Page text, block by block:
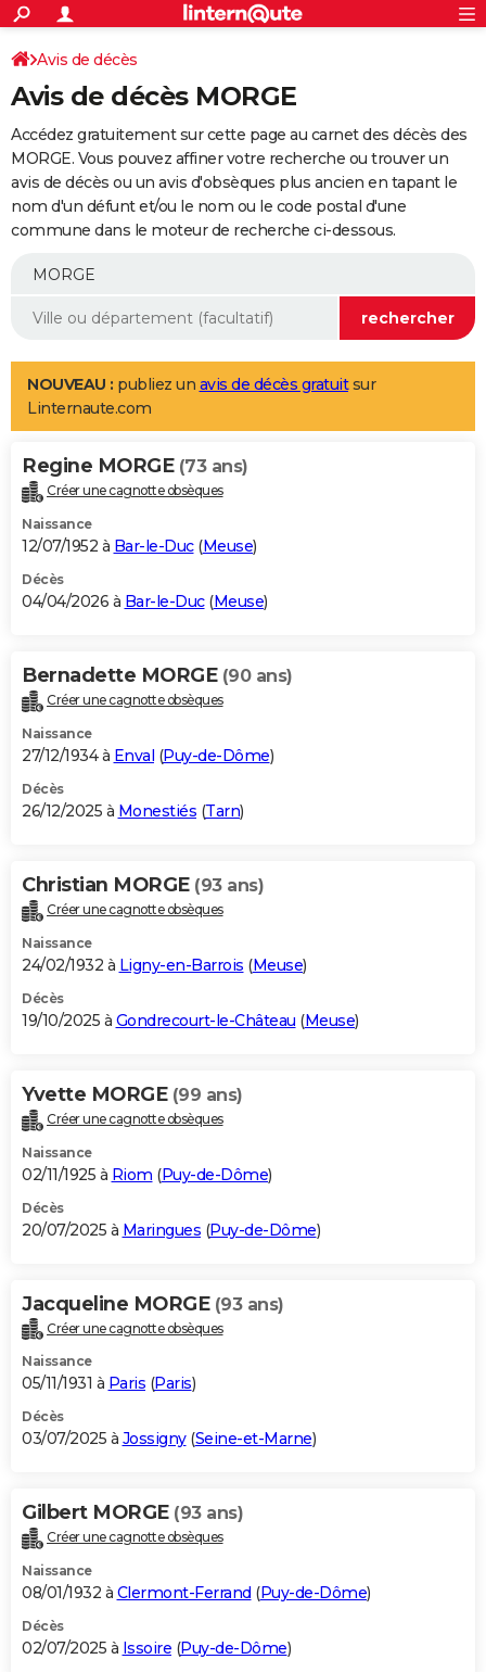
ACTUALITÉS
Politique
Société
Faits Divers
Education
Monde
Villes
+
SPORT
Coupe du monde 2026
Football
Tennis
Cyclisme
Rugby
Forum
Programme TV
TNT
Streaming
Cinéma
Sorties cinéma
Musique
+
FINANCE
Retraite
Epargne
Immobilier
Risques naturels par ville
Banque
Assurance
AUTO
Essais
Réserver un essai
Citadines
Berlines
SUV
Forum auto
+
Mobiles
Meilleur smartphone
Internet
Ordinateurs
Jeux vidéo
Guide high-tech
Aménagement intérieur
LIFESTYLE
Art de vivre
Bien-être
Loisirs
Mode
Modes de vie
Alimentation
Guide de la santé
Maladies
Médicaments
Sommeil
VOYAGE
Destinations
City break
Voyage nature
Voyage de noces
Forum
Climat
+PHOTO
GUIDES D'ACHAT
BONS PLANS
Carte de Noël
Carte Bonne année
Carte Saint-Valentin
Carte Pâques
Carte d'anniversaire
DICTIONNAIRE
Dictionnaire
Biographies
Citations
Expressions
Proverbes
PROGRAMME TV
S'inscrire
Se connecter
Lycées
Collèges
Primaires
Universités
Entreprises
Service militaire
Avis de recherche
AVIS DE DÉCÈS
Bricolage
Lifestyle
Culture
Sport
Auto
Television
Voyage
Cinema
Avis de décès
Avis de décès MORGE
Accédez gratuitement sur cette page au carnet des décès des
MORGE. Vous pouvez affiner votre recherche ou trouver un
avis de décès ou un avis d'obsèques plus ancien en tapant le
nom d'un défunt et/ou le nom ou le code postal d'une
commune dans le moteur de recherche ci-dessous.
NOUVEAU : publiez un avis de décès gratuitsur
Linternaute.com
Regine MORGE (73 ans)
Créer une cagnotte obsèques
Naissance
12/07/1952 à Bar-le-Duc(Meuse)
Décès
04/04/2026 à Bar-le-Duc(Meuse)
Bernadette MORGE (90 ans)
Créer une cagnotte obsèques
Naissance
27/12/1934 à Enval (Puy-de-Dôme)
Décès
26/12/2025 à Monestiés (Tarn)
Christian MORGE (93 ans)
Créer une cagnotte obsèques
Naissance
24/02/1932 à Ligny-en-Barrois (Meuse)
Décès
19/10/2025 à Gondrecourt-le-Château (Meuse)
Yvette MORGE (99 ans)
Créer une cagnotte obsèques
Naissance
02/11/1925 à Riom (Puy-de-Dôme)
Décès
20/07/2025 à Maringues (Puy-de-Dôme)
Jacqueline MORGE (93 ans)
Créer une cagnotte obsèques
Naissance
05/11/1931 à Paris (Paris)
Décès
03/07/2025 à Jossigny(Seine-et-Marne)
Gilbert MORGE (93 ans)
Créer une cagnotte obsèques
Naissance
08/01/1932 à Clermont-Ferrand (Puy-de-Dôme)
Décès
02/07/2025 à Issoire (Puy-de-Dôme)